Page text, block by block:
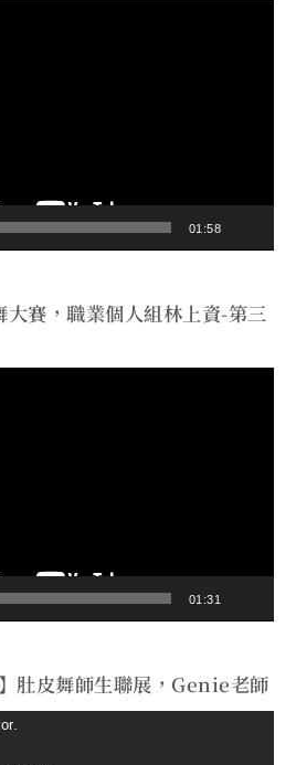
01:58
賽，職業個人組林上資-第三
01:31
肚皮舞師生聯展，Genie老師